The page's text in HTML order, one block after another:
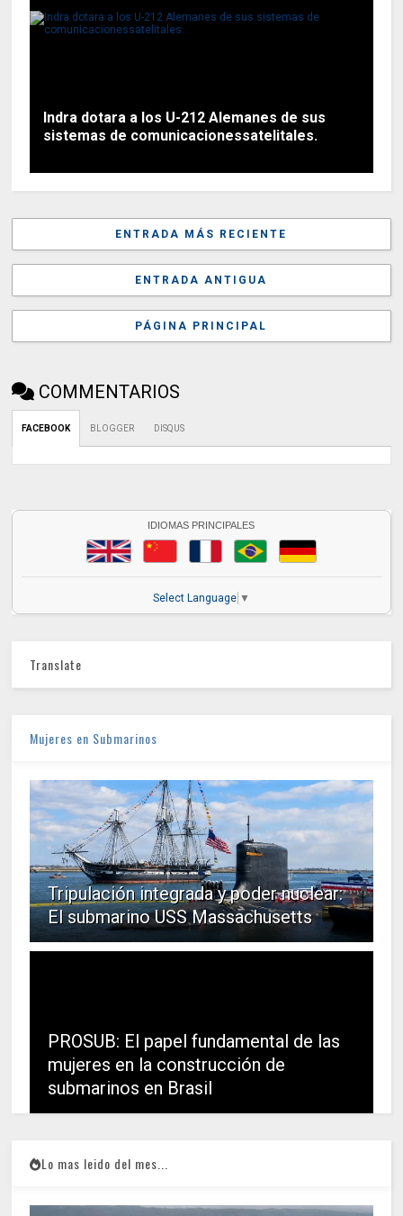
Indra dotara a los U-212 Alemanes de sus
sistemas de comunicacionessatelitales.
ENTRADA MÁS RECIENTE
ENTRADA ANTIGUA
PÁGINA PRINCIPAL
COMMENTARIOS
FACEBOOK BLOGGER DISQUS
IDIOMAS PRINCIPALES
Select Language ▼
Translate
Mujeres en Submarinos
Tripulación integrada y poder nuclear:
El submarino USS Massachusetts
PROSUB: El papel fundamental de las
mujeres en la construcción de
submarinos en Brasil
Lo mas leido del mes...